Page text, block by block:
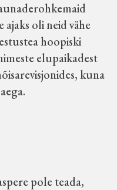
ajaks oli neid vähe
hoopiski
elupaikadest
kuna
pole teada,